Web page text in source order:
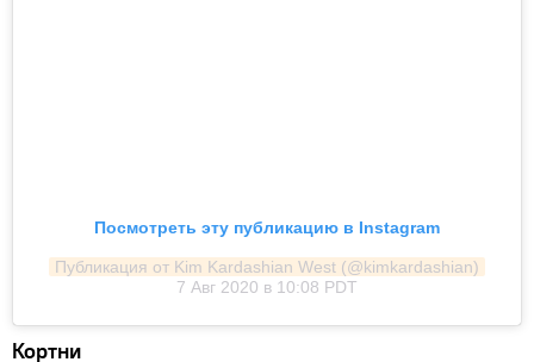
Посмотреть эту публикацию в Instagram
Публикация от Kim Kardashian West (@kimkardashian)
7 Авг 2020 в 10:08 PDT
Кортни